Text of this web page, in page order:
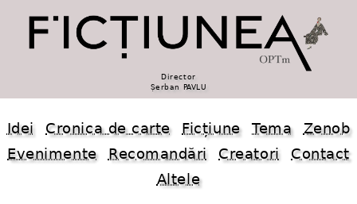
Director
Șerban PAVLU
Idei Cronica de carte Ficțiune Tema
Zenob
Evenimente
Recomandări Creatori
Contact
Altele